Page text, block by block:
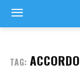
TAG: ACCORDO